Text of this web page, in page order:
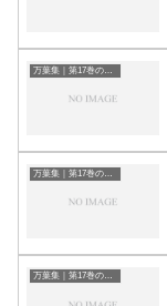
万葉集｜第17巻の和歌一覧
万葉集｜第17巻の和歌一覧
万葉集｜第17巻の和歌一覧